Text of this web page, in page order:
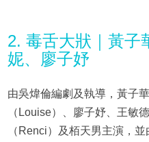
2. 毒舌大狀｜黃子
妮、廖子妤
由吳煒倫編劇及執導，黃子
（Louise）、廖子妤、王敏
（Renci）及栢天男主演，